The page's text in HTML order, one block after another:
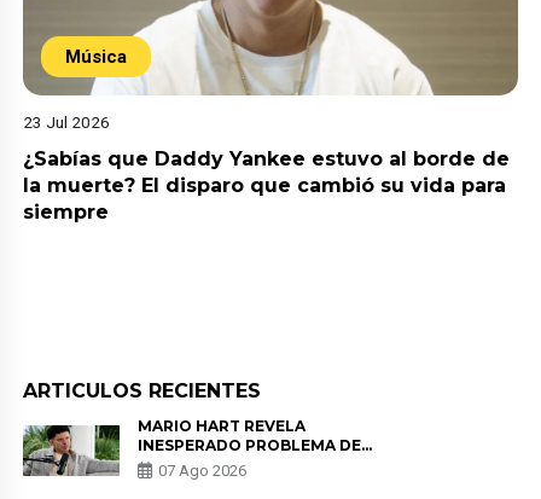
Música
23 Jul 2026
¿Sabías que Daddy Yankee estuvo al borde de
la muerte? El disparo que cambió su vida para
siempre
ARTICULOS RECIENTES
MARIO HART REVELA
INESPERADO PROBLEMA DE
SALUD ANTES DE SEPARARSE DE
KORINA: “ME ENCONTRARON UN
07 Ago 2026